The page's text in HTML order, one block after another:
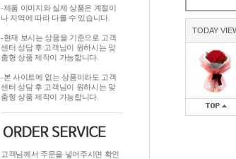
TODAY
-제품 이미지와 실제 상품은 계절이
나 지역에 따라 다를 수 있습니다.
-현재 보시는 상품을 기준으로 고객
센터 상담 후 고객님이 원하시는 맞
춤형 상품 제작이 가능합니다.
-본 사이트에 없는 상품이라도 고객
센터 상담 후 고객님이 원하시는 맞
춤형 상품 제작이 가능합니다.
고객님께서 주문을 넣어주시면 확인